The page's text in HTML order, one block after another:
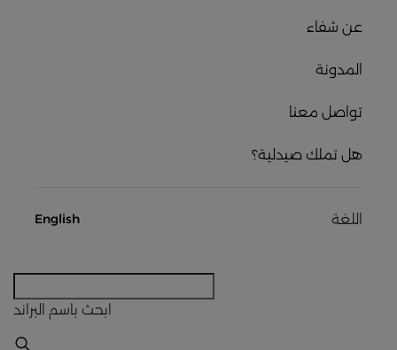
عن شفاء
المدونة
تواصل معنا
هل تملك صيدلية؟
اللغة English
ابحث باسم البراند